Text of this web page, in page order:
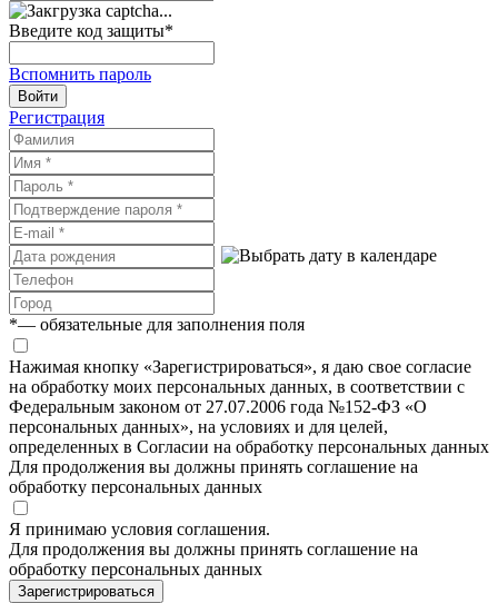
Введите код защиты*
Вспомнить пароль
Войти
Регистрация
*— обязательные для заполнения поля
Нажимая кнопку «Зарегистрироваться», я даю свое согласие
на обработку моих персональных данных, в соответствии с
Федеральным законом от 27.07.2006 года №152-ФЗ «О
персональных данных», на условиях и для целей,
определенных в Согласии на обработку персональных данных
Для продолжения вы должны принять соглашение на
обработку персональных данных
Я принимаю условия соглашения.
Для продолжения вы должны принять соглашение на
обработку персональных данных
Зарегистрироваться